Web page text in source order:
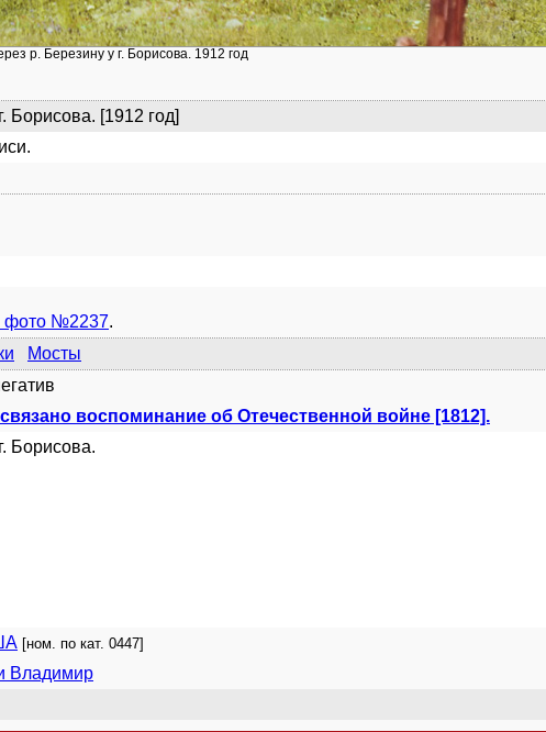
р. Березину у г. Борисова. 1912 год
Борисова. [1912 год]
фото №2237.
Мосты
воспоминание об Отечественной войне [1812].
Борисова.
[ном. по кат. 0447]
Владимир